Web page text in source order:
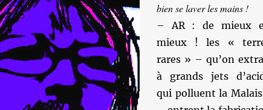
bien se laver les mains !
– AR : de mieux
mieux ! les «
rares » – qu’on
à grands jets
qui polluent la